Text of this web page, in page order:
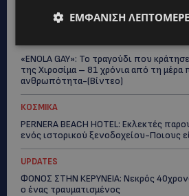
ποδήλατο
«ENOLA GAY»: Το τραγούδι που
της Χιροσίμα – 81 χρόνια από τη μέρα
ανθρωπότητα-(Bίντεο)
ΚΟΣΜΙΚΑ
PERNERA BEACH HOTEL: Εκλεκτές
ενός ιστορικού ξενοδοχείου-Ποιους
UPDATES
ΦΟΝΟΣ ΣΤΗΝ ΚΕΡΥΝΕΙΑ: Νεκρός
ο ένας τραυματισμένος
ΕΜΦΆΝΙΣΗ